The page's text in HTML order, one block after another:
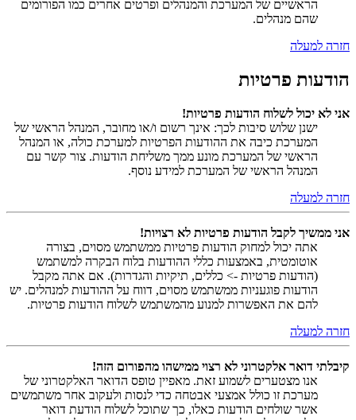
הראשיים של המערכת והמנהלים ופרטים אחרים כמו הפורומים
שהם מנהלים.
חזרה למעלה
הודעות פרטיות
אני לא יכול לשלוח הודעות פרטיות!
ישנן שלוש סיבות לכך: אינך רשום ו/או מחובר, המנהל הראשי של
המערכת כיבה את ההודעות הפרטיות למערכת כולה, או המנהל
הראשי של המערכת מונע ממך משליחת הודעות. צור קשר עם
המנהל הראשי של המערכת למידע נוסף.
חזרה למעלה
אני ממשיך לקבל הודעות פרטיות לא רצויות!
אתה יכול למחוק הודעות פרטיות ממשתמש מסוים, בצורה
אוטומטית, באמצעות כללי ההודעות בלוח הבקרה למשתמש
(הודעות פרטיות -> כללים, תיקיות והגדרות). אם אתה מקבל
הודעות פוגעניות ממשתמש מסוים, דווח על ההודעות למנהלים. יש
להם את האפשרות למנוע מהמשתמש לשלוח הודעות פרטיות.
חזרה למעלה
קיבלתי דואר אלקטרוני לא רצוי ממישהו מהפורום הזה!
אנו מצטערים לשמוע זאת. מאפיין טופס הדואר האלקטרוני של
מערכת זו כולל אמצעי אבטחה כדי לנסות ולעקוב אחר משתמשים
אשר שולחים הודעות כאלו, כך שתוכל לשלוח הודעת דואר